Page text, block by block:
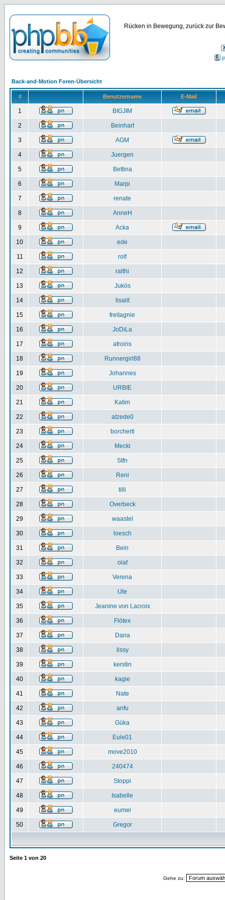
Rücken in Bewegung, zurück zur
Back-and-Motion Foren-Übersicht
# Benutzername E-Mail
1 BIGJIM
2 Beinhart
3 AGM
4 Juergen
5 Bettina
6 Marpi
7 renate
8 AnneH
9 Acka
10 ede
11 rolf
12 ralthi
13 Jukös
14 lisalit
15 freitagnie
16 JoDiLa
17 afroiris
18 Runnergirl88
19 Johannes
20 URBIE
21 Katim
22 atzede0
23 borcherti
24 Mecki
25 Stfn
26 Reni
27 tilli
28 Overbeck
29 waastel
30 loesch
31 Bein
32 olaf
33 Verena
34 Ute
35 Jeanine von Lacroix
36 Flötex
37 Dana
38 lissy
39 kerstin
40 kagie
41 Nate
42 anfu
43 Güka
44 Eule01
45 move2010
46 240474
47 Stoppi
48 Isabelle
49 eumel
50 Gregor
Seite 1 von 20
Gehe zu: